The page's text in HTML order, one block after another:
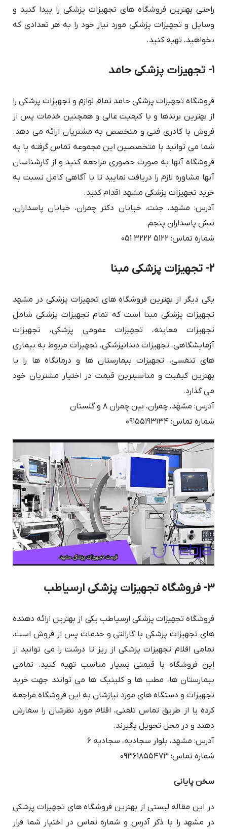
راحتی بهترین فروشگاه های تجهیزات پزشکی را پیدا کنید و
وسایل و تجهیزات پزشکی مورد نیاز خود را به هر تعدادی که
بخواهید، تهیه کنید.
۱- تجهیزات پزشکی حامد
فروشگاه تجهیزات پزشکی حامد تمام لوازم و تجهیزات پزشکی را
از بهترین برندها و با کیفیت عالی و همچنین خدمات پس از
فروش با کادری فنی و متخصص به مشتریان ارائه می دهد.
شما می توانید با متخصصین این مجموعه تماس گرفته یا به
فروشگاه آنها به صورت حضوری مراجعه کنید و از کارشناسان
آنها مشاوره لازم را دریافت نمایید تا با آگاهی کامل نسبت به
خرید تجهیزات پزشکی مشهد اقدام کنید.
آدرس: مشهد، جنت، خیابان دکتر چمران، خیابان پاسداران،
نبش پاسداران پنجم
شماره تماس: ‎051 3222 5122
۲- تجهیزات پزشکی مبنا
یکی دیگر از بهترین فروشگاه های تجهیزات پزشکی در مشهد
تجهیزات پزشکی مبنا است که تمام تجهیزات پزشکی شامل
تجهیزات معاینه، تجهیزات عمومی پزشکی، تجهیزات
آزمایشگاهی، تجهیزات دندانپزشکی، تجهیزات مربوط به بیماری
های تنفسی، تجهیزات بیمارستان ها و درمانگاه ها را با
بهترین کیفیت و مناسبترین قیمت در اختیار مشتریان خود
می گذارد.
آدرس: مشهد، چمران، بین چمران ۸ و گلستان
شماره تماس: ۰۹۱۵۵۱۹۳۱۳۴
۳- فروشگاه تجهیزات پزشکی ارسیاطب
فروشگاه تجهیزات پزشکی ارسیاطب یکی از بهترین ارائه دهنده
های تجهیزات پزشکی با گارانتی و خدمات پس از فروش است،
تمامی اقلام تجهیزات پزشکی از ریز تا درشت را می توانید از
این فروشگاه با قیمتی بسیار مناسب تهیه کنید. تمامی
بیمارستان ها، مطب ها و کلینیک ها می توانند جهت خرید
تجهیزات و دستگاه های مورد نیازشان به این فروشگاه مراجعه
کرده یا از طریق تماس تلفنی، اقلام مورد نظرشان را سفارش
دهند و در محل تحویل بگیرند.
آدرس: مشهد، بلوار سجادیه، سجادیه ۶
شماره تماس: ۰۹۳۶۱۸۵۵۴۷۳
سخن پایانی
در این مقاله لیستی از بهترین فروشگاه های تجهیزات پزشکی
در مشهد را با ذکر آدرس و شماره تماس در اختیار شما قرار